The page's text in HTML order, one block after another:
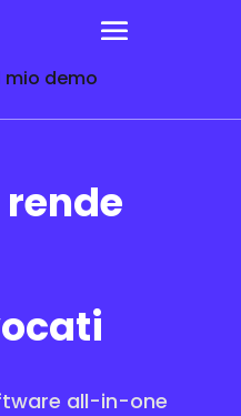
mio demo
all-in-one